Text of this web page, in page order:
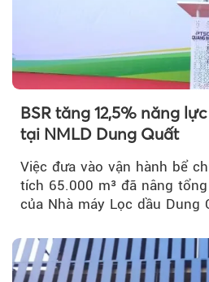
BSR tăng 12,5% năng
tại NMLD Dung Quất
Việc đưa vào vận hành bể
tích 65.000 m³ đã nâng
của Nhà máy Lọc dầu Dung